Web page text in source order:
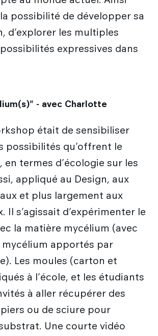
possibilité de développer sa
d’explorer les multiples
expressives dans
- avec Charlotte
était de sensibiliser
possibilités qu’offrent le
termes d’écologie sur les
appliqué au Design, aux
et plus largement aux
Il s’agissait d’expérimenter le
la matière mycélium (avec
mycélium apportés par
Les moules (carton et
à l’école, et les étudiants
à aller récupérer des
ou de sciure pour
Une courte vidéo